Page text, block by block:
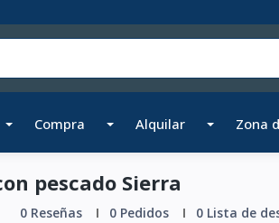
Compra Alquilar Zona
pescado Sierra
0 Reseñas 0 Pedidos 0 Lista de